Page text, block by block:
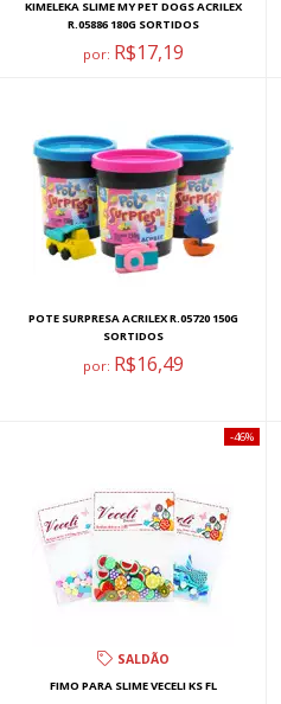
KIMELEKA SLIME MY PET DOGS ACRILEX
R.05886 180G SORTIDOS
por: R$17,19
POTE SURPRESA ACRILEX R.05720 150G
SORTIDOS
por: R$16,49
SALDÃO
FIMO PARA SLIME VECELI KS FL
46%